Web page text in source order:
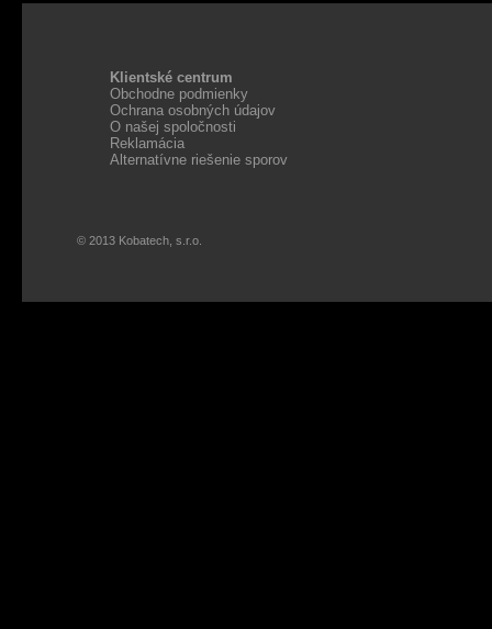
Klientské centrum
Obchodne podmienky
Ochrana osobných údajov
O našej spoločnosti
Reklamácia
Alternatívne riešenie sporov
© 2013 Kobatech, s.r.o.